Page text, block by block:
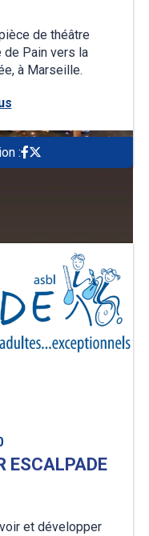
de théâtre
de Pain vers la
à Marseille.
:
ESCALPADE
et développer